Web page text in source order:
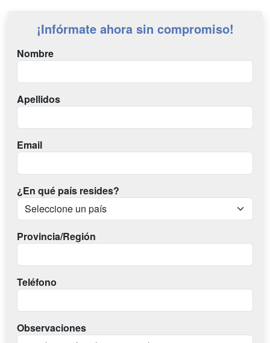
¡Infórmate ahora sin compromiso!
Nombre
Apellidos
Email
¿En qué país resides?
Provincia/Región
Teléfono
Observaciones